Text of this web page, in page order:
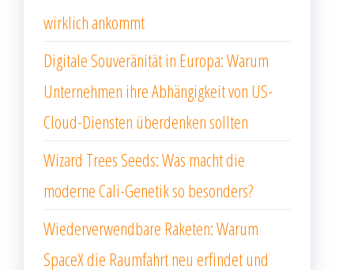
wirklich ankommt
Digitale Souveränität in Europa: Warum
Unternehmen ihre Abhängigkeit von US-
Cloud-Diensten überdenken sollten
Wizard Trees Seeds: Was macht die
moderne Cali-Genetik so besonders?
Wiederverwendbare Raketen: Warum
SpaceX die Raumfahrt neu erfindet und